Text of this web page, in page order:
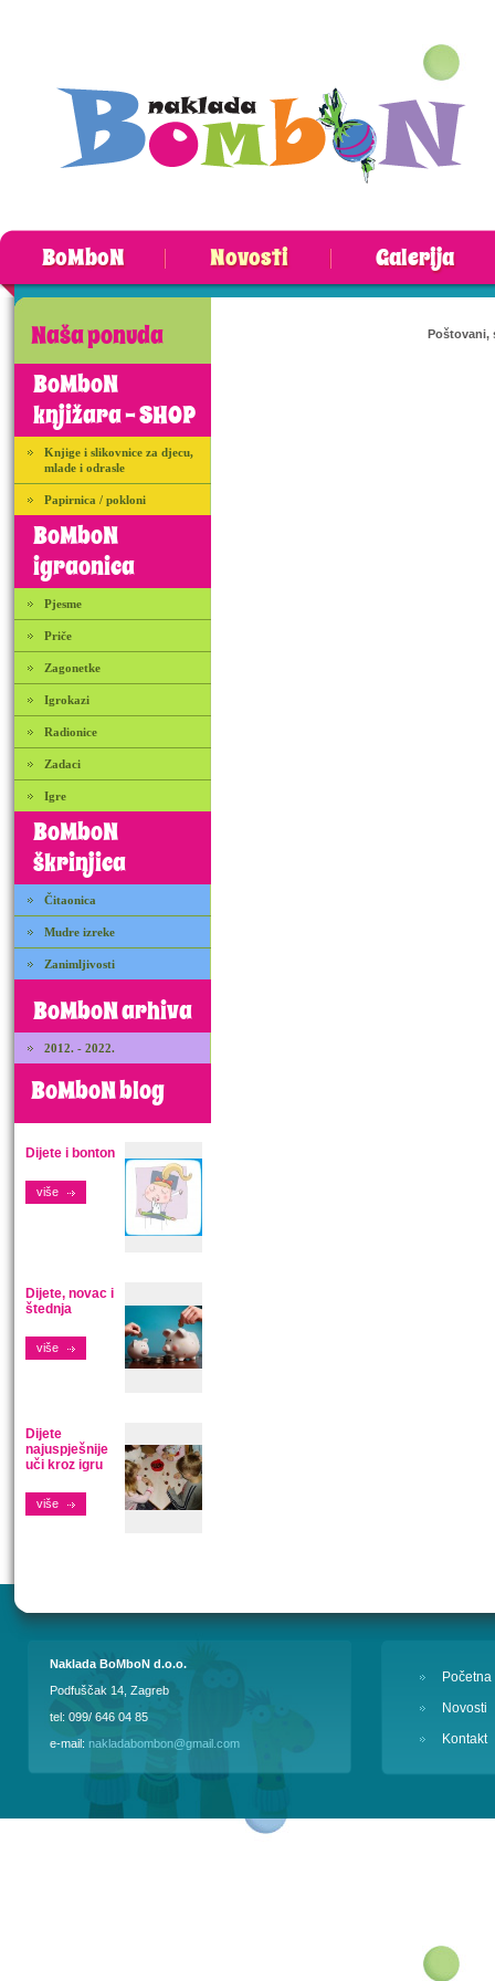
BoMboN Novosti Galerija
Naša ponuda
BoMboN
knjižara - SHOP
Knjige i slikovnice za djecu,
mlade i odrasle
Papirnica / pokloni
BoMboN
igraonica
Pjesme
Priče
Zagonetke
Igrokazi
Radionice
Zadaci
Igre
BoMboN
škrinjica
Čitaonica
Mudre izreke
Zanimljivosti
BoMboN arhiva
2012. - 2022.
BoMboN blog
Dijete i bonton
više
Dijete, novac i
štednja
više
Dijete
najuspješnije
uči kroz igru
više
Poštovani,
Naklada BoMboN d.o.o.
Podfuščak 14, Zagreb
tel: 099/ 646 04 85
e-mail: nakladabombon@gmail.com
Početna
Novosti
Kontakt